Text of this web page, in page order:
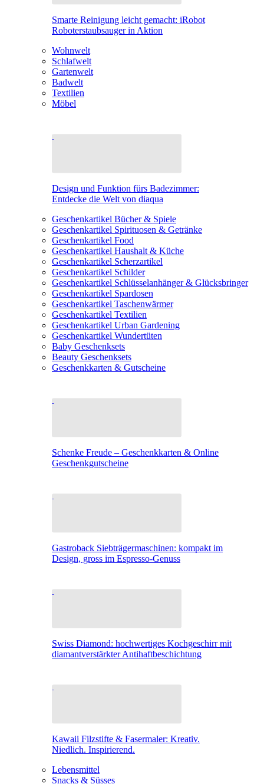
Smarte Reinigung leicht gemacht: iRobot
Roboterstaubsauger in Aktion
Wohnwelt
Schlafwelt
Gartenwelt
Badwelt
Textilien
Möbel
Design und Funktion fürs Badezimmer:
Entdecke die Welt von diaqua
Geschenkartikel Bücher & Spiele
Geschenkartikel Spirituosen & Getränke
Geschenkartikel Food
Geschenkartikel Haushalt & Küche
Geschenkartikel Scherzartikel
Geschenkartikel Schilder
Geschenkartikel Schlüsselanhänger & Glücksbringer
Geschenkartikel Spardosen
Geschenkartikel Taschenwärmer
Geschenkartikel Textilien
Geschenkartikel Urban Gardening
Geschenkartikel Wundertüten
Baby Geschenksets
Beauty Geschenksets
Geschenkkarten & Gutscheine
Schenke Freude – Geschenkkarten & Online
Geschenkgutscheine
Gastroback Siebträgermaschinen: kompakt im
Design, gross im Espresso-Genuss
Swiss Diamond: hochwertiges Kochgeschirr mit
diamantverstärkter Antihaftbeschichtung
Kawaii Filzstifte & Fasermaler: Kreativ.
Niedlich. Inspirierend.
Lebensmittel
Snacks & Süsses